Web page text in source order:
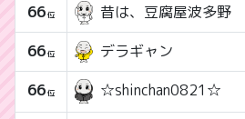
66位 昔は、豆腐屋波多野
66位 デラギャン
66位 ☆shinchan0821☆